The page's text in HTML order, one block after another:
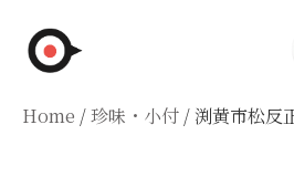
Home /珍味・小付 / 渕黄市松反